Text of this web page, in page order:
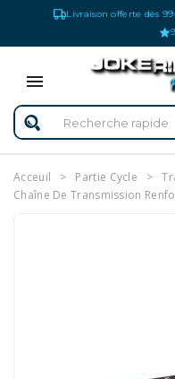
Livraison offerte dès
Acceuil Partie Cycle
Chaîne De Transmission